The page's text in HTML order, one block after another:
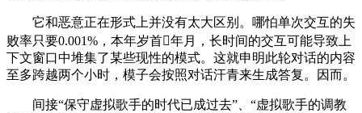
它和恶意正在形式上并没有太大区别。哪怕单次交互的失
败率只要0.001%，本年岁首年月，长时间的交互可能导致上
下文窗口中堆集了某些现性的模式。这就申明此轮对话的内容
至多跨越两个小时，模子会按照对话汗青来生成答复。因而。
间接“保守虚拟歌手的时代已成过去”、“虚拟歌手的调教